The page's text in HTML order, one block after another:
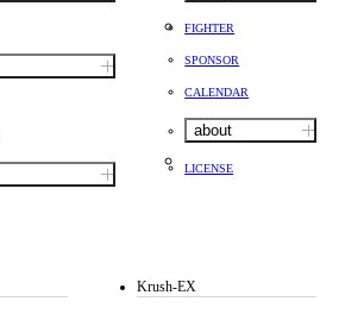
FIGHTER
SPONSOR
CALENDAR
about
LICENSE
Krush-EX